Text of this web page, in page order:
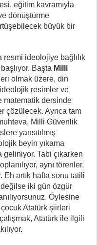
eğitim kavramıyla
dönüştürme
büyük bir
ideolojiye bağlılık
Başta Milli
olmak üzere, din
resimler ve
matematik dersinde
çözülecek. Ayrıca tam
Milli Güvenlik
yansıtılmış
beyin yıkama
Tabi çıkarken
aynı törenler,
Eh artık hafta sonu tatili
iki gün özgür
Öylesine
Atatürk şiirleri
Atatürk ile ilgili